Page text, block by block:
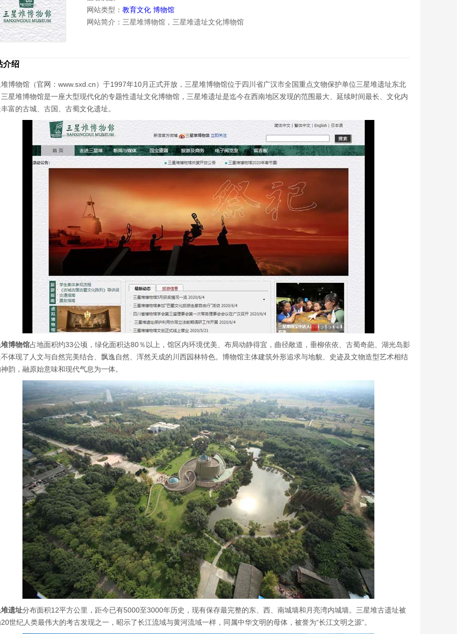
网站类型： 教育文化 博物馆
网站简介：三星堆博物馆，三星堆遗址文化博物馆
介绍
博物馆（官网：www.sxd.cn）于1997年10月正式开放，三星堆博物馆位于四川省广汉市全国重点文物保护单位三星堆遗址东北
星堆博物馆是一座大型现代化的专题性遗址文化博物馆，三星堆遗址是迄今在西南地区发现的范围最大、延续时间最长、文化内
富的古城、古国、古蜀文化遗址。
博物馆占地面积约33公顷，绿化面积达80％以上，馆区内环境优美、布局动静得宜，曲径敞道，垂柳依依、古蜀奇葩、湖光岛影
体现了人文与自然完美结合、飘逸自然、浑然天成的川西园林特色。博物馆主体建筑外形追求与地貌、史迹及文物造型艺术相结
韵，融原始意味和现代气息为一体。
遗址分布面积12平方公里，距今已有5000至3000年历史，现有保存最完整的东、西、南城墙和月亮湾内城墙。三星堆古遗址被
世纪人类最伟大的考古发现之一，昭示了长江流域与黄河流域一样，同属中华文明的母体，被誉为“长江文明之源”。